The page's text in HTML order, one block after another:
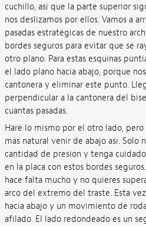
cuchillo, así que la parte superior
nos deslizamos por ellos. Vamos a
pasadas estratégicas de nuestro
bordes seguros para evitar que se
otro plano. Para estas esquinas
el lado plano hacia abajo, porque
cantonera y eliminar este punto.
perpendicular a la cantonera del
cuantas pasadas.
Haré lo mismo por el otro lado,
más natural venir de abajo así. Solo
cantidad de presión y tenga
en la placa con estos bordes
hace falta mucho y no quieres
arco del extremo del traste. Esta
hacia abajo y un movimiento de
afilado. El lado redondeado es un